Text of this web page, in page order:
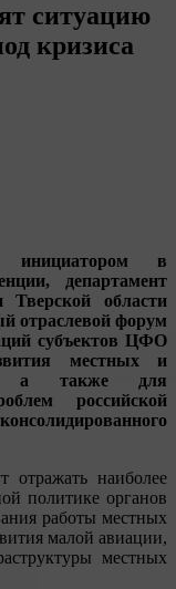
ситуацию
кризиса
инициатором в
департамент
Тверской области
отраслевой форум
субъектов ЦФО
местных и
а также для
российской
отражать наиболее
политике органов
работы местных
малой авиации,
местных